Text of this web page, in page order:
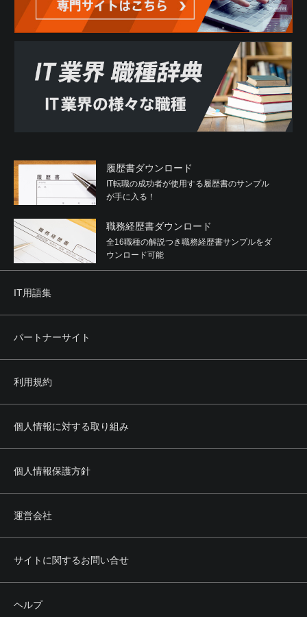
履歴書ダウンロード
IT転職の成功者が使用する履歴書のサンプル
が手に入る！
職務経歴書ダウンロード
全16職種の解説つき職務経歴書サンプルをダ
ウンロード可能
IT用語集
パートナーサイト
利用規約
個人情報に対する取り組み
個人情報保護方針
運営会社
サイトに関するお問い合せ
ヘルプ